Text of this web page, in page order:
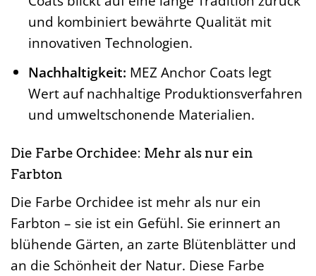
und kombiniert bewährte Qualität mit
innovativen Technologien.
Nachhaltigkeit: MEZ Anchor Coats legt
Wert auf nachhaltige Produktionsverfahren
und umweltschonende Materialien.
Die Farbe Orchidee: Mehr als nur ein
Farbton
Die Farbe Orchidee ist mehr als nur ein
Farbton – sie ist ein Gefühl. Sie erinnert an
blühende Gärten, an zarte Blütenblätter und
an die Schönheit der Natur. Diese Farbe